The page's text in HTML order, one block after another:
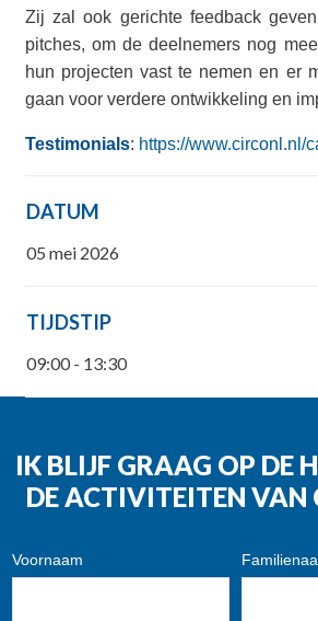
Zij zal ook gerichte feedback
pitches, om de deelnemers nog
hun projecten vast te nemen en er
gaan voor verdere ontwikkeling en
Testimonials: https://www.circonl.nl/
DATUM
05 mei 2026
TIJDSTIP
09:00 - 13:30
IK BLIJF GRAAG OP DE
DE ACTIVITEITEN VAN
Voornaam